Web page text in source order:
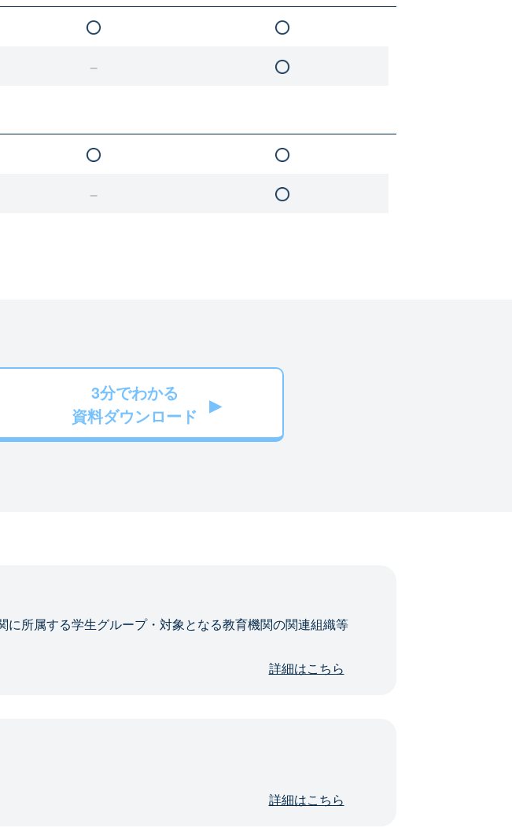
3分でわかる
資料ダウンロード
所属する学生グループ・対象となる教育機関の関連組織等
詳細はこちら
詳細はこちら